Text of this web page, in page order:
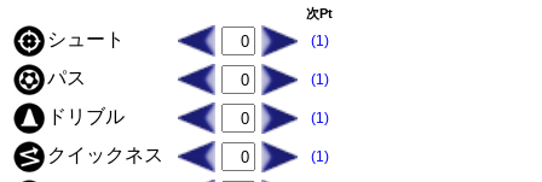
次Pt
シュート (1)
パス (1)
ドリブル (1)
クイックネス (1)